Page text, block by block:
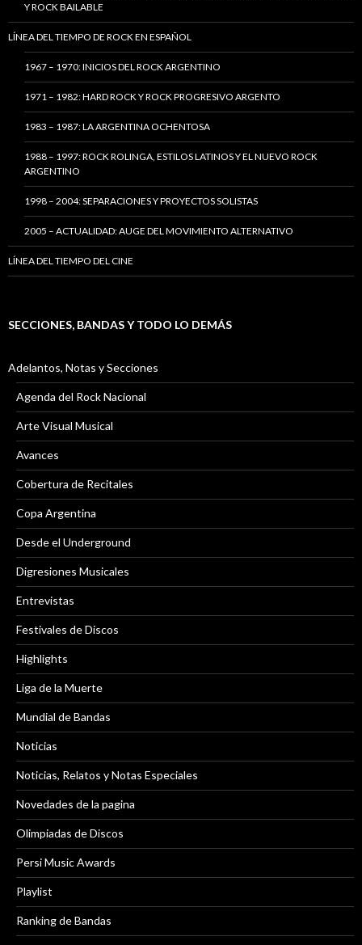
Y ROCK BAILABLE
LÍNEA DEL TIEMPO DE ROCK EN ESPAÑOL
1967 – 1970: INICIOS DEL ROCK ARGENTINO
1971 – 1982: HARD ROCK Y ROCK PROGRESIVO ARGENTO
1983 – 1987: LA ARGENTINA OCHENTOSA
1988 – 1997: ROCK ROLINGA, ESTILOS LATINOS Y EL NUEVO ROCK
ARGENTINO
1998 – 2004: SEPARACIONES Y PROYECTOS SOLISTAS
2005 – ACTUALIDAD: AUGE DEL MOVIMIENTO ALTERNATIVO
LÍNEA DEL TIEMPO DEL CINE
SECCIONES, BANDAS Y TODO LO DEMÁS
Adelantos, Notas y Secciones
Agenda del Rock Nacional
Arte Visual Musical
Avances
Cobertura de Recitales
Copa Argentina
Desde el Underground
Digresiones Musicales
Entrevistas
Festivales de Discos
Highlights
Liga de la Muerte
Mundial de Bandas
Noticias
Noticias, Relatos y Notas Especiales
Novedades de la pagina
Olimpiadas de Discos
Persi Music Awards
Playlist
Ranking de Bandas